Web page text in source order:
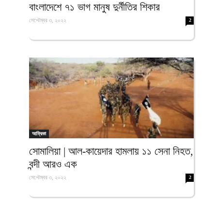
বাংলাদেশে ৭১ ভাগ মানুষ দুর্নীতির শিকার
সেপ্টেম্বর ৩, ২০২২ 2
আফ্রিকা
সোমালিয়া | আল-কায়েদার হামলায় ১১ সেনা নিহত,
বন্দী আরও এক
সেপ্টেম্বর ৩, ২০২২ 2